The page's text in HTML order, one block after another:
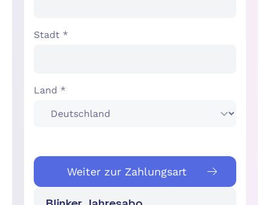
Stadt *
Land *
Weiter zur Zahlungsart